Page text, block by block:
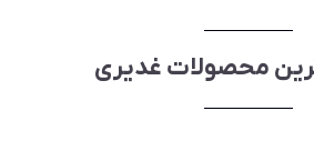
محصولات غدیری